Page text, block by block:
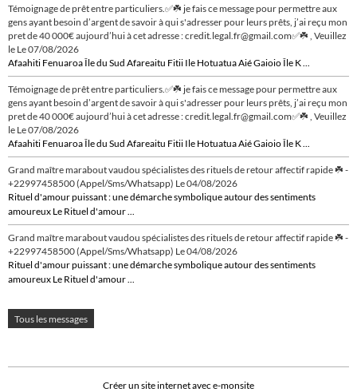
Témoignage de prêt entre particuliers.✅☘️ je fais ce message pour permettre aux
gens ayant besoin d’argent de savoir à qui s'adresser pour leurs prêts, j’ai reçu mon
pret de 40 000€ aujourd’hui à cet adresse : credit.legal.fr@gmail.com✅☘️ , Veuillez
le Le 07/08/2026
Afaahiti Fenuaroa Île du Sud Afareaitu Fitii Ile Hotuatua Aié Gaioio Île K ...
Témoignage de prêt entre particuliers.✅☘️ je fais ce message pour permettre aux
gens ayant besoin d’argent de savoir à qui s'adresser pour leurs prêts, j’ai reçu mon
pret de 40 000€ aujourd’hui à cet adresse : credit.legal.fr@gmail.com✅☘️ , Veuillez
le Le 07/08/2026
Afaahiti Fenuaroa Île du Sud Afareaitu Fitii Ile Hotuatua Aié Gaioio Île K ...
Grand maître marabout vaudou spécialistes des rituels de retour affectif rapide ☘️ -
+22997458500 (Appel/Sms/Whatsapp) Le 04/08/2026
Rituel d'amour puissant : une démarche symbolique autour des sentiments
amoureux Le Rituel d'amour ...
Grand maître marabout vaudou spécialistes des rituels de retour affectif rapide ☘️ -
+22997458500 (Appel/Sms/Whatsapp) Le 04/08/2026
Rituel d'amour puissant : une démarche symbolique autour des sentiments
amoureux Le Rituel d'amour ...
Tous les messages
Créer un site internet avec e-monsite